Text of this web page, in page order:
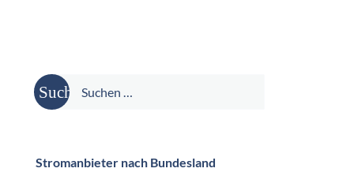
Suche
nach:
Stromanbieter nach Bundesland